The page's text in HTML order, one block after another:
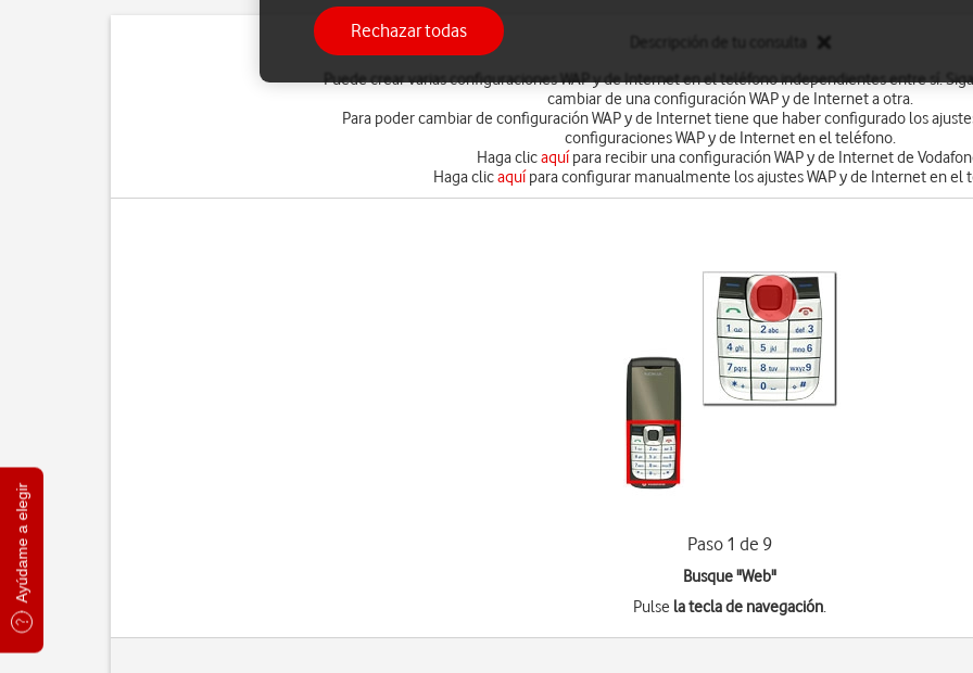
Ayúdame a elegir
Puede crear varias configuraciones WAP y de Internet en el teléfono independientes entre sí.
cambiar de una configuración WAP y de Internet a otra.
Para poder cambiar de configuración WAP y de Internet tiene que haber configurado los
configuraciones WAP y de Internet en el teléfono.
Haga clicaquípara recibir una configuración WAP y de Internet de
Haga clicaquípara configurar manualmente los ajustes WAP y de Internet en el
Paso 1 de 9
Busque "Web"
Pulse la tecla de navegación.
Rechazar todas